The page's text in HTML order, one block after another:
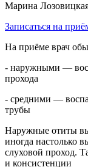
Марина
Записаться на
На приёме врач
- наружными —
прохода
- средними —
трубы
Наружные отиты
иногда настолько
слуховой проход.
и консистенции